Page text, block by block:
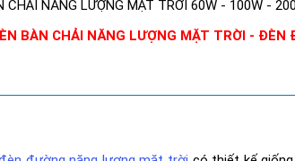
NĂNG LƯỢNG MẶT TRỜI 60W - 100W -
BÀN CHẢI NĂNG LƯỢNG MẶT TRỜI - ĐÈN